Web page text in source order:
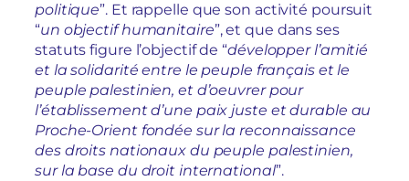
politique”. Et rappelle que son activité poursuit
“un objectif humanitaire”, et que dans ses
statuts figure l’objectif de “développer l’amitié
et la solidarité entre le peuple français et le
peuple palestinien, et d’oeuvrer pour
l’établissement d’une paix juste et durable au
Proche-Orient fondée sur la reconnaissance
des droits nationaux du peuple palestinien,
sur la base du droit international”.